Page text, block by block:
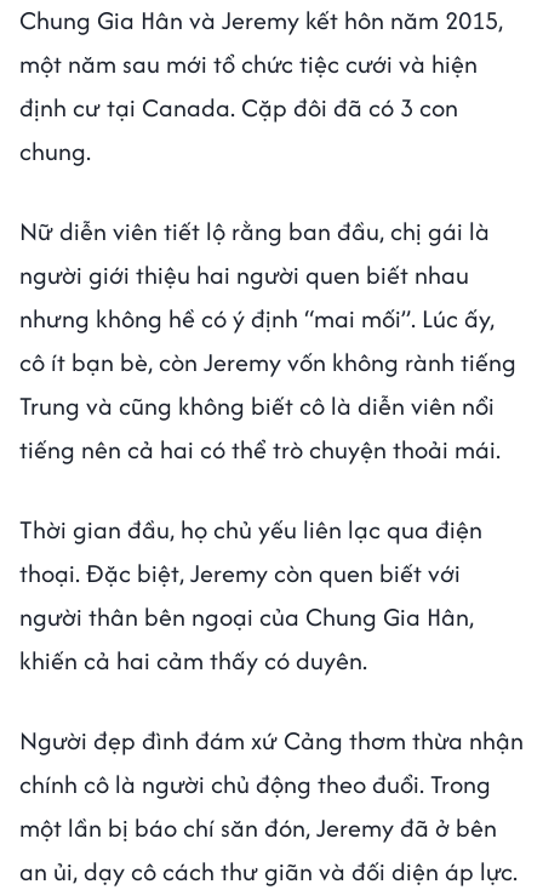
Chung Gia Hân và Jeremy kết hôn năm 2015,
một năm sau mới tổ chức tiệc cưới và hiện
định cư tại Canada. Cặp đôi đã có 3 con
chung.
Nữ diễn viên tiết lộ rằng ban đầu, chị gái là
người giới thiệu hai người quen biết nhau
nhưng không hề có ý định “mai mối”. Lúc ấy,
cô ít bạn bè, còn Jeremy vốn không rành tiếng
Trung và cũng không biết cô là diễn viên nổi
tiếng nên cả hai có thể trò chuyện thoải mái.
Thời gian đầu, họ chủ yếu liên lạc qua điện
thoại. Đặc biệt, Jeremy còn quen biết với
người thân bên ngoại của Chung Gia Hân,
khiến cả hai cảm thấy có duyên.
Người đẹp đình đám xứ Cảng thơm thừa nhận
chính cô là người chủ động theo đuổi. Trong
một lần bị báo chí săn đón, Jeremy đã ở bên
an ủi, dạy cô cách thư giãn và đối diện áp lực.